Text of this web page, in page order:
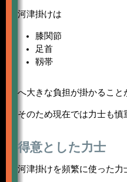
河津掛けは
膝関節
足首
靱帯
へ大きな負担が掛かること
そのため現在では力士も慎
得意とした力士
河津掛けを頻繁に使った力